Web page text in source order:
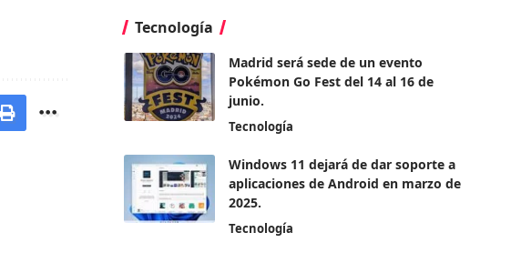
Tecnología
Madrid será sede de un evento
Pokémon Go Fest del 14 al 16 de
junio.
Tecnología
Windows 11 dejará de dar soporte a
aplicaciones de Android en marzo de
2025.
Tecnología